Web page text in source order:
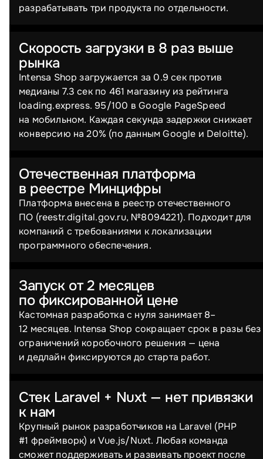
разрабатывать три продукта по отдельности.
Скорость загрузки в 8 раз выше
рынка
Intensa Shop загружается за 0.9 сек против
медианы 7.3 сек по 461 магазину из рейтинга
loading.express. 95/⁠100 в Google PageSpeed
на мобильном. Каждая секунда задержки снижает
конверсию на 20% (по данным Google и Deloitte).
Отечественная платформа
в реестре Минцифры
Платформа внесена в реестр отечественного
ПО (reestr.digital.gov.ru, №8094221). Подходит для
компаний с требованиями к локализации
программного обеспечения.
Запуск от 2 месяцев
по фиксированной цене
Кастомная разработка с нуля занимает 8–
12 месяцев. Intensa Shop сокращает срок в разы без
ограничений коробочного решения — цена
и дедлайн фиксируются до старта работ.
Стек Laravel + Nuxt — нет привязки
к нам
Крупный рынок разработчиков на Laravel (PHP
#1 фреймворк) и Vue.js/⁠Nuxt. Любая команда
сможет поддерживать и развивать проект после